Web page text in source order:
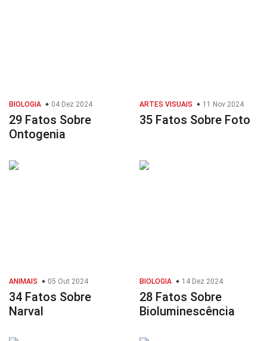
BIOLOGIA 04 Dez 2024
29 Fatos Sobre
Ontogenia
ARTES VISUAIS 11 Nov 2024
35 Fatos Sobre Foto
ANIMAIS 05 Out 2024
34 Fatos Sobre
Narval
BIOLOGIA 14 Dez 2024
28 Fatos Sobre
Bioluminescência